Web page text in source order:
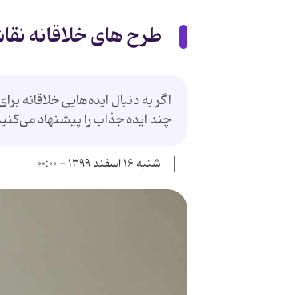
طرح های خلاقانه
اگر به دنبال ایده‌هایی
چند ایده جذاب را پیشنهاد
شنبه ۱۶ اسفند ۱۳۹۹ - ۰۰:۰۰